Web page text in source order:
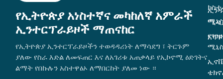
የኢትዮጵያ አነስተኛና መካከለኛ አምራች
ኢንተርፕራይዞች ማጠናከር
የኢትዮጵያ ኢንተርፕራይዞችን ተወዳዳሪነት ለማሳደግ ፣ ትርጉም
ያለው የስራ እድል ለመፍጠር እና ለአገሪቱ አጠቃላይ የኢኮኖሚ ዕድገትና
ልማት የበኩሉን አስተዋፅኦ ለማበርከት ያለመ ነው ።